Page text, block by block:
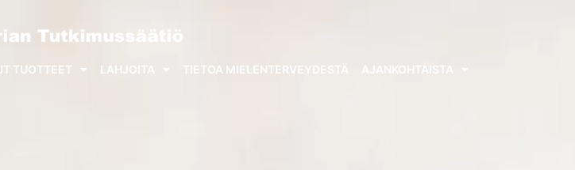
TUOTTEET LAHJOITA TIETOA MIELENTERVEYDESTÄ AJANKOHTAISTA